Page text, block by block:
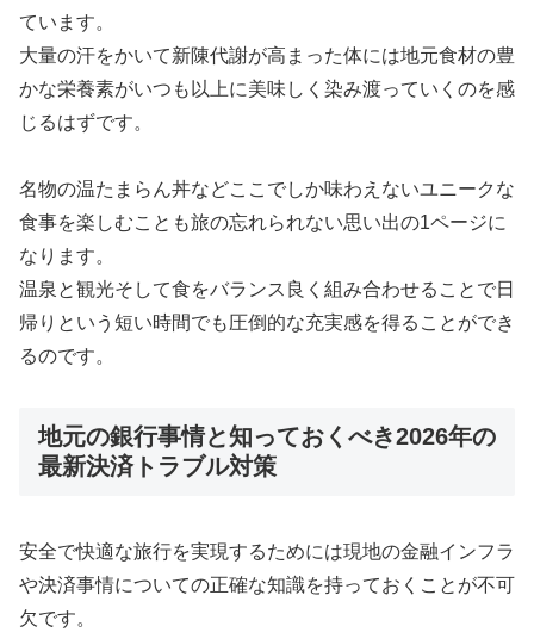
ています。
大量の汗をかいて新陳代謝が高まった体には地元食材の豊
かな栄養素がいつも以上に美味しく染み渡っていくのを感
じるはずです。
名物の温たまらん丼などここでしか味わえないユニークな
食事を楽しむことも旅の忘れられない思い出の1ページに
なります。
温泉と観光そして食をバランス良く組み合わせることで日
帰りという短い時間でも圧倒的な充実感を得ることができ
るのです。
地元の銀行事情と知っておくべき2026年の
最新決済トラブル対策
安全で快適な旅行を実現するためには現地の金融インフラ
や決済事情についての正確な知識を持っておくことが不可
欠です。